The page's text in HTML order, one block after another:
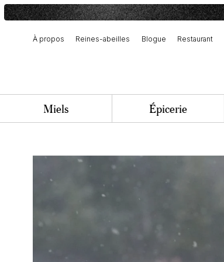
À propos
Reines-abeilles Blogue Restaurant
Miels Épicerie